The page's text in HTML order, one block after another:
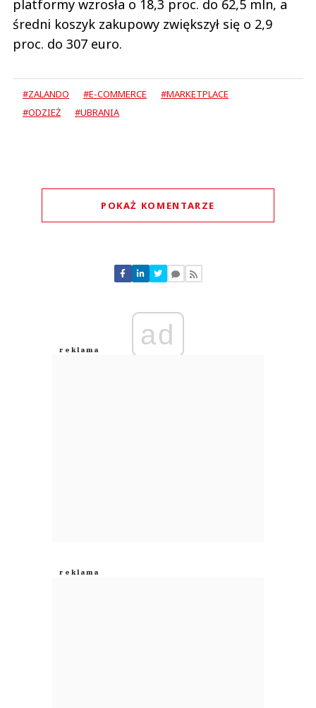
platformy wzrosła o 18,3 proc. do 62,5 mln, a
średni koszyk zakupowy zwiększył się o 2,9
proc. do 307 euro.
#ZALANDO #E-COMMERCE
#MARKETPLACE
#ODZIEŻ
#UBRANIA
POKAŻ KOMENTARZE
Gregory
06.08.2026 / 00:24
ad